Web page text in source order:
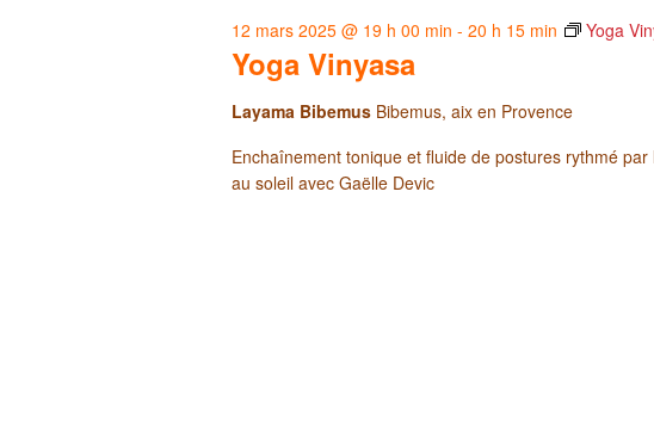
Yoga Vinyasa
12 mars 2025 @ 19 h 00 min -20 h 15 min Yoga
Layama Bibemus Bibemus, aix en Provence
Enchaînement tonique et fluide de postures rythmé
au soleil avec Gaëlle Devic